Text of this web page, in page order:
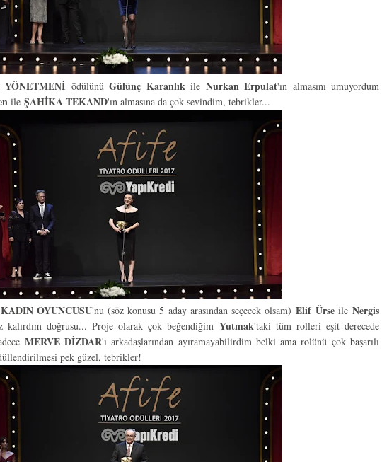
ödülünüGülünç Karanlıkile Nurkan Erpulat'ın almasını umuyordum
ile ŞAHİKA TEKAND'ın almasına da çok sevindim, tebrikler...
OYUNCUSU'nu (söz konusu 5 aday arasından seçecek olsam)Elif Ürse ileNergis
kalırdım doğrusu... Proje olarak çok beğendiğim Yutmak'taki tüm rolleri eşit derecede
MERVE DİZDAR'ı arkadaşlarından ayıramayabilirdim belki ama rolünü çok başarılı
pek güzel, tebrikler!